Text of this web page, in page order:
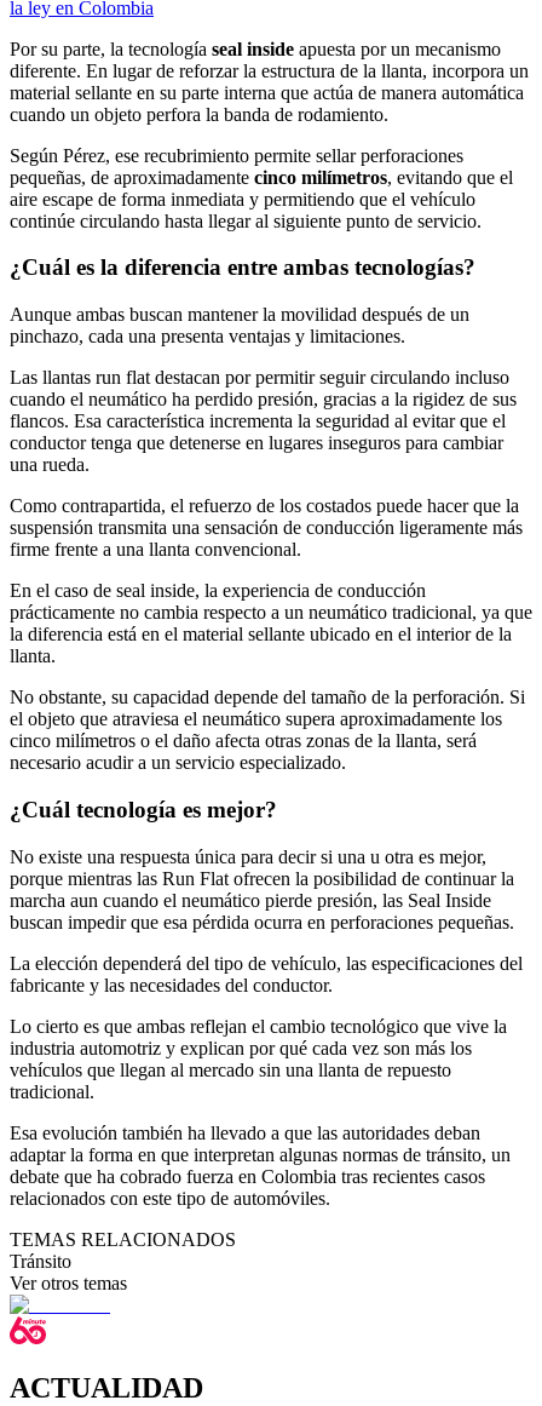
la ley en Colombia
Por su parte, la tecnología seal inside apuesta por un mecanismo
diferente. En lugar de reforzar la estructura de la llanta, incorpora un
material sellante en su parte interna que actúa de manera automática
cuando un objeto perfora la banda de rodamiento.
Según Pérez, ese recubrimiento permite sellar perforaciones
pequeñas, de aproximadamente cinco milímetros, evitando que el
aire escape de forma inmediata y permitiendo que el vehículo
continúe circulando hasta llegar al siguiente punto de servicio.
¿Cuál es la diferencia entre ambas tecnologías?
Aunque ambas buscan mantener la movilidad después de un
pinchazo, cada una presenta ventajas y limitaciones.
Las llantas run flat destacan por permitir seguir circulando incluso
cuando el neumático ha perdido presión, gracias a la rigidez de sus
flancos. Esa característica incrementa la seguridad al evitar que el
conductor tenga que detenerse en lugares inseguros para cambiar
una rueda.
Como contrapartida, el refuerzo de los costados puede hacer que la
suspensión transmita una sensación de conducción ligeramente más
firme frente a una llanta convencional.
En el caso de seal inside, la experiencia de conducción
prácticamente no cambia respecto a un neumático tradicional, ya que
la diferencia está en el material sellante ubicado en el interior de la
llanta.
No obstante, su capacidad depende del tamaño de la perforación. Si
el objeto que atraviesa el neumático supera aproximadamente los
cinco milímetros o el daño afecta otras zonas de la llanta, será
necesario acudir a un servicio especializado.
¿Cuál tecnología es mejor?
No existe una respuesta única para decir si una u otra es mejor,
porque mientras las Run Flat ofrecen la posibilidad de continuar la
marcha aun cuando el neumático pierde presión, las Seal Inside
buscan impedir que esa pérdida ocurra en perforaciones pequeñas.
La elección dependerá del tipo de vehículo, las especificaciones del
fabricante y las necesidades del conductor.
Lo cierto es que ambas reflejan el cambio tecnológico que vive la
industria automotriz y explican por qué cada vez son más los
vehículos que llegan al mercado sin una llanta de repuesto
tradicional.
Esa evolución también ha llevado a que las autoridades deban
adaptar la forma en que interpretan algunas normas de tránsito, un
debate que ha cobrado fuerza en Colombia tras recientes casos
relacionados con este tipo de automóviles.
TEMAS RELACIONADOS
Tránsito
Ver otros temas
ACTUALIDAD